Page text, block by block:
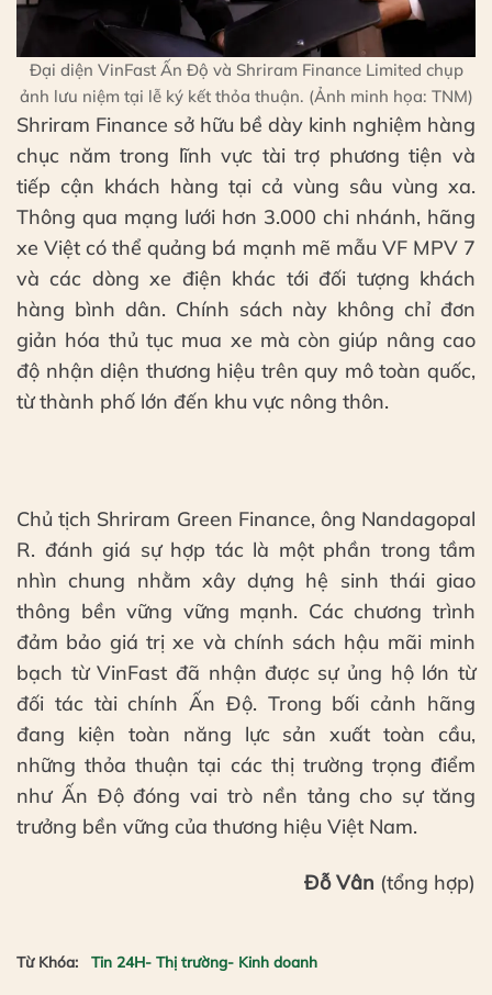
Đại diện VinFast Ấn Độ và Shriram Finance Limited chụp
ảnh lưu niệm tại lễ ký kết thỏa thuận. (Ảnh minh họa: TNM)
Shriram Finance sở hữu bề dày kinh nghiệm hàng
chục năm trong lĩnh vực tài trợ phương tiện và
tiếp cận khách hàng tại cả vùng sâu vùng xa.
Thông qua mạng lưới hơn 3.000 chi nhánh, hãng
xe Việt có thể quảng bá mạnh mẽ mẫu VF MPV 7
và các dòng xe điện khác tới đối tượng khách
hàng bình dân. Chính sách này không chỉ đơn
giản hóa thủ tục mua xe mà còn giúp nâng cao
độ nhận diện thương hiệu trên quy mô toàn quốc,
từ thành phố lớn đến khu vực nông thôn.
Chủ tịch Shriram Green Finance, ông Nandagopal
R. đánh giá sự hợp tác là một phần trong tầm
nhìn chung nhằm xây dựng hệ sinh thái giao
thông bền vững vững mạnh. Các chương trình
đảm bảo giá trị xe và chính sách hậu mãi minh
bạch từ VinFast đã nhận được sự ủng hộ lớn từ
đối tác tài chính Ấn Độ. Trong bối cảnh hãng
đang kiện toàn năng lực sản xuất toàn cầu,
những thỏa thuận tại các thị trường trọng điểm
như Ấn Độ đóng vai trò nền tảng cho sự tăng
trưởng bền vững của thương hiệu Việt Nam.
Đỗ Vân (tổng hợp)
Từ Khóa: Tin 24H- Thị trường- Kinh doanh